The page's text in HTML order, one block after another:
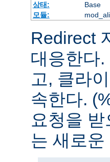
상태:
Base
모듈:
Redirect
대응한다
고, 클라
속한다.
요청을
는 새로